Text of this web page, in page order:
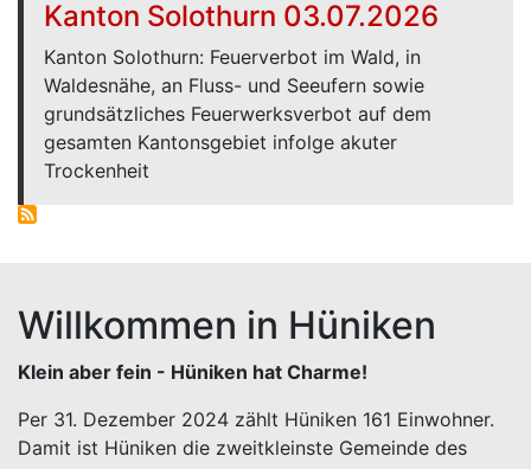
Kanton Solothurn 03.07.2026
Kanton Solothurn: Feuerverbot im Wald, in
Waldesnähe, an Fluss- und Seeufern sowie
grundsätzliches Feuerwerksverbot auf dem
gesamten Kantonsgebiet infolge akuter
Trockenheit
Willkommen in Hüniken
Klein aber fein - Hüniken hat Charme!
Per 31. Dezember 2024 zählt Hüniken 161 Einwohner.
Damit ist Hüniken die zweitkleinste Gemeinde des